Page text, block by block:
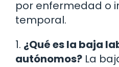
por enfermedad o
temporal.
1. ¿Qué es la baja
autónomos? La